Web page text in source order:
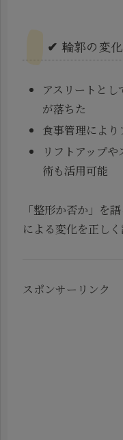
✔ 輪郭の変
アスリートと
が落ちた
食事管理によ
リフトアップ
術も活用可能
「整形か否か」を
による変化を正し
スポンサーリンク